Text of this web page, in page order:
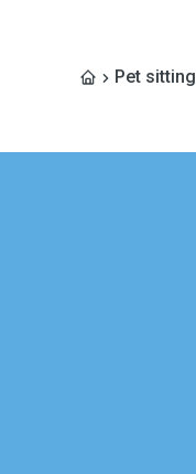
Pet sitting